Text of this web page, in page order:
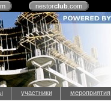
nestorclub.com
участники мероприятия